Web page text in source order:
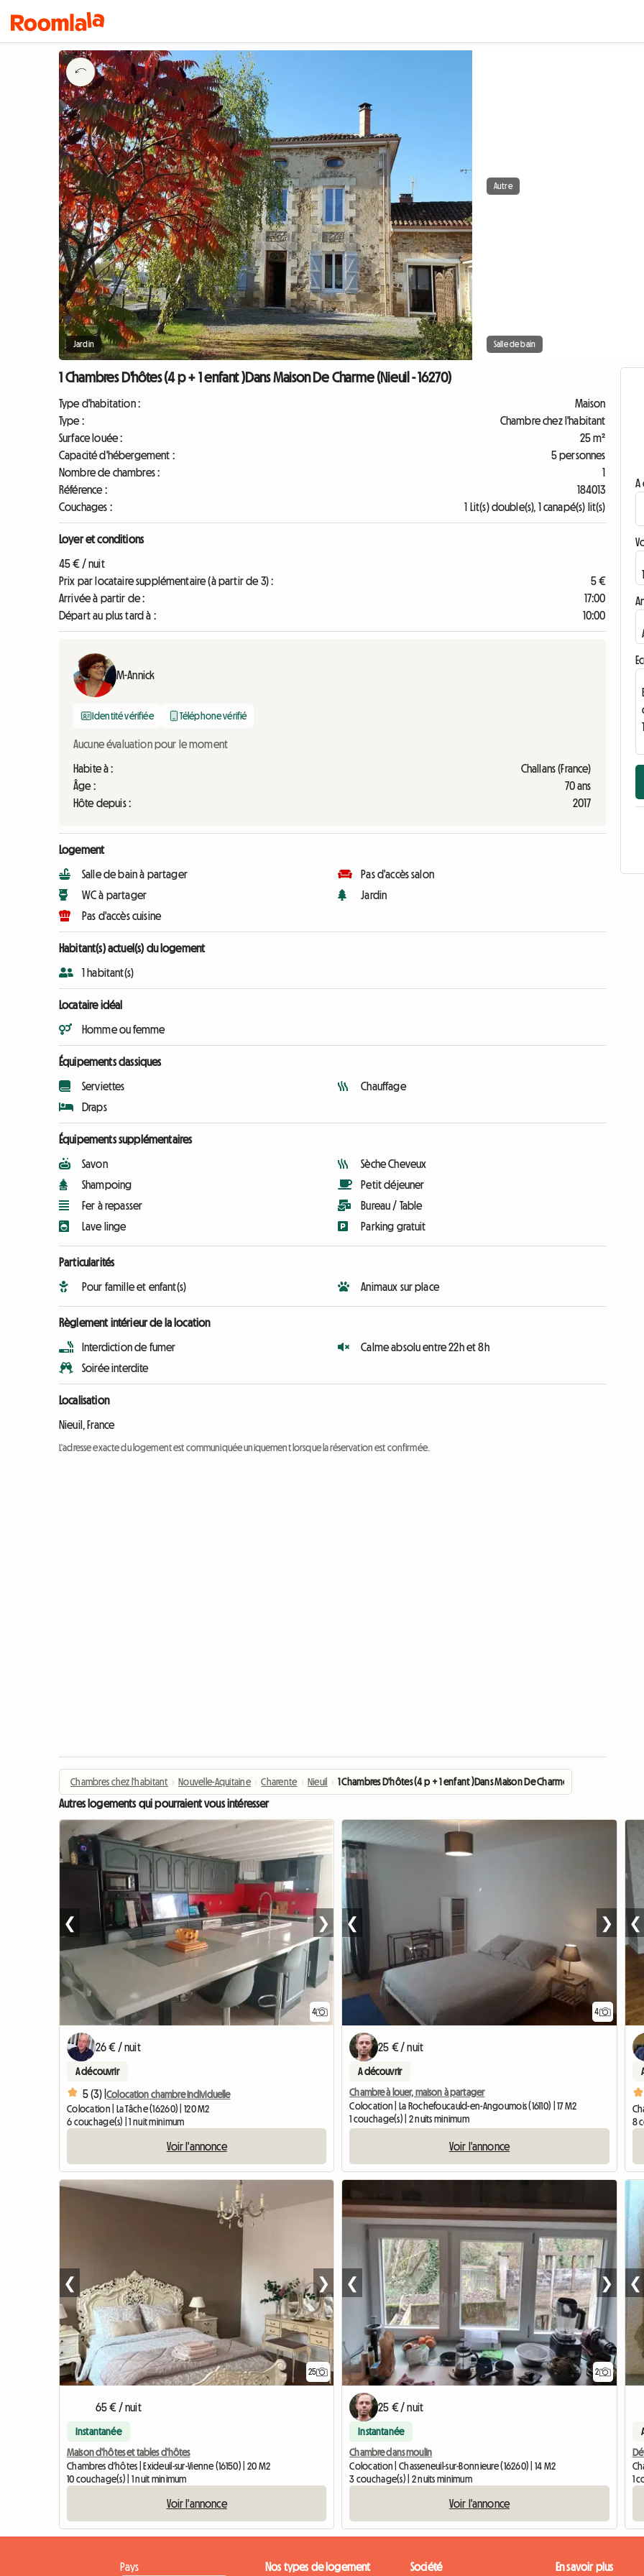
Jardin
Autre
Salle de bain
1 Chambres D'hôtes (4 p + 1 enfant )Dans Maison De Charme (Nieuil - 16270)
Type d'habitation :
Maison
Type :
Chambre chez l'habitant
Surface louée :
25 m²
Capacité d'hébergement :
5 personnes
Nombre de chambres :
1
Référence :
184013
Couchages :
1 Lit(s) double(s), 1 canapé(s) lit(s)
Loyer et conditions
45 € / nuit
Prix par locataire supplémentaire (à partir de 3) :
5 €
Arrivée à partir de :
17:00
Départ au plus tard à :
10:00
M-Annick
Identité vérifiée Téléphone vérifié
Aucune évaluation pour le moment
Habite à :
Challans (France)
Âge :
70 ans
Hôte depuis :
2017
Logement
Salle de bain à partager
WC à partager
Pas d'accès cuisine
Pas d'accès salon
Jardin
Habitant(s) actuel(s) du logement
1 habitant(s)
Locataire idéal
Homme ou femme
Équipements classiques
Serviettes
Draps
Chauffage
Équipements supplémentaires
Savon
Shampoing
Fer à repasser
Lave linge
Sèche Cheveux
Petit déjeuner
Bureau / Table
Parking gratuit
Particularités
Pour famille et enfant(s) Animaux sur place
Règlement intérieur de la location
Interdiction de fumer
Soirée interdite
Calme absolu entre 22h et 8h
Localisation
Nieuil, France
L'adresse exacte du logement est communiquée uniquement lorsque la réservation est confirmée.
A
Chambres chez l'habitant › Nouvelle-Aquitaine › Charente › Nieuil › 1 Chambres D'hôtes (4 p + 1 enfant )Dans Maison De Charme
Autres logements qui pourraient vous intéresser
4
❮ ❯
26 € / nuit
A découvrir
5 (3) |Colocation chambre individuelle
Colocation | La Tâche (16260) | 120 M2
6 couchage(s) | 1 nuit minimum
Voir l'annonce
4
❮ ❯
25 € / nuit
A découvrir
Chambre à louer, maison à partager
Colocation | La Rochefoucauld-en-Angoumois (16110) | 17 M2
1 couchage(s) | 2 nuits minimum
Voir l'annonce
❮
8
25
❮ ❯
65 € / nuit
Instantanée
Maison d'hôtes et tables d'hôtes
Chambres d'hôtes | Exideuil-sur-Vienne (16150) | 20 M2
10 couchage(s) | 1 nuit minimum
Voir l'annonce
2
❮ ❯
25 € / nuit
Instantanée
Chambre dans moulin
Colocation | Chasseneuil-sur-Bonnieure (16260) | 14 M2
3 couchage(s) | 2 nuits minimum
Voir l'annonce
❮
1
Pays Nos types de logement Société En savoir plus